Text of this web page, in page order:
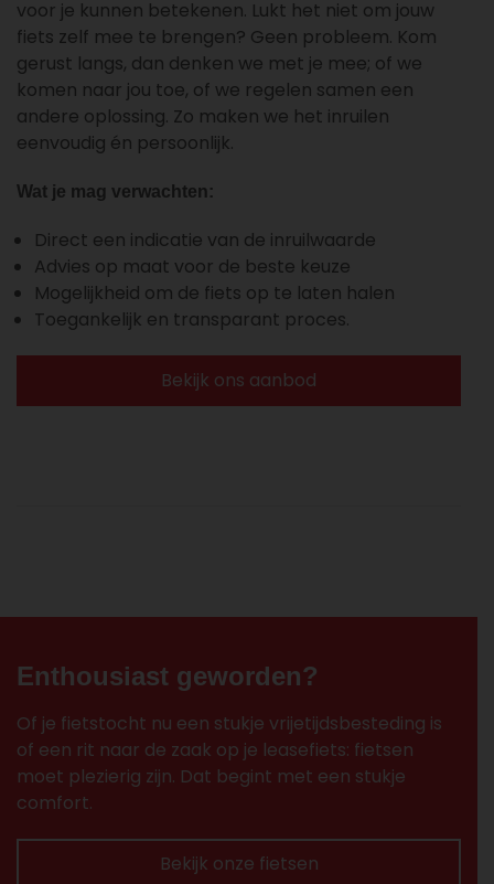
voor je kunnen betekenen. Lukt het niet om jouw
fiets zelf mee te brengen? Geen probleem. Kom
gerust langs, dan denken we met je mee; of we
komen naar jou toe, of we regelen samen een
andere oplossing. Zo maken we het inruilen
eenvoudig én persoonlijk.
Wat je mag verwachten:
Direct een indicatie van de inruilwaarde
Advies op maat voor de beste keuze
Mogelijkheid om de fiets op te laten halen
Toegankelijk en transparant proces.
Bekijk ons aanbod
Enthousiast geworden?
Of je fietstocht nu een stukje vrijetijdsbesteding is
of een rit naar de zaak op je leasefiets: fietsen
moet plezierig zijn. Dat begint met een stukje
comfort.
Bekijk onze fietsen